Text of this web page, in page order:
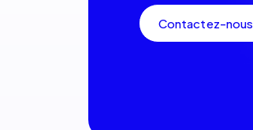
Contactez-nous